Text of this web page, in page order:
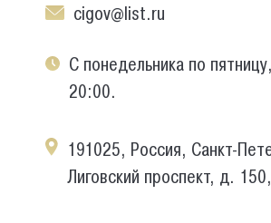
cigov@list.ru
С понедельника по
20:00.
191025, Россия, Санкт-
Лиговский проспект, д.